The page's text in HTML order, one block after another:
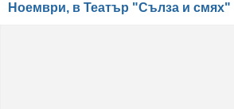
Ноември, в Театър "Сълза и смях"